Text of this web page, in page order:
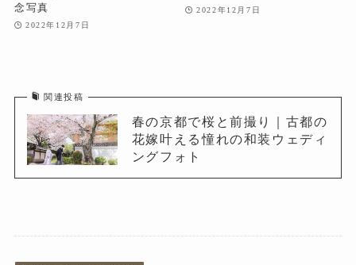
念写真
2022年12月7日
2022年12月7日
関連投稿
春の京都で桜と前撮り｜古都の
花嫁叶える憧れの和装ウェディ
ングフォト